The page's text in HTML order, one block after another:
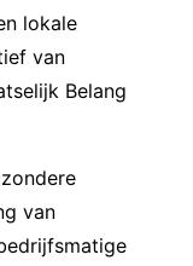
lokale
van
Belang
van